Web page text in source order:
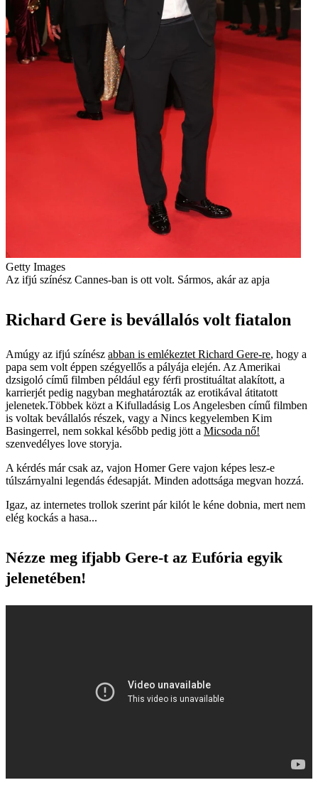
Getty Images
Az ifjú színész Cannes-ban is ott volt. Sármos, akár az apja
Richard Gere is bevállalós volt fiatalon
Amúgy az ifjú színész abban is emlékeztet Richard Gere-re, hogy a
papa sem volt éppen szégyellős a pályája elején. Az Amerikai
dzsigoló című filmben például egy férfi prostituáltat alakított, a
karrierjét pedig nagyban meghatározták az erotikával átitatott
jelenetek.Többek közt a Kifulladásig Los Angelesben című filmben
is voltak bevállalós részek, vagy a Nincs kegyelemben Kim
Basingerrel, nem sokkal később pedig jött a Micsoda nő!
szenvedélyes love storyja.
A kérdés már csak az, vajon Homer Gere vajon képes lesz-e
túlszárnyalni legendás édesapját. Minden adottsága megvan hozzá.
Igaz, az internetes trollok szerint pár kilót le kéne dobnia, mert nem
elég kockás a hasa...
Nézze meg ifjabb Gere-t az Eufória egyik
jelenetében!